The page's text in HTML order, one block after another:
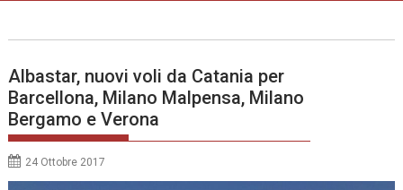
Albastar, nuovi voli da Catania per
Barcellona, Milano Malpensa, Milano
Bergamo e Verona
24 Ottobre 2017